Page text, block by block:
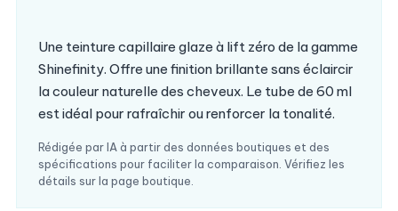
Une teinture capillaire glaze à lift zéro de la gamme
Shinefinity. Offre une finition brillante sans éclaircir
la couleur naturelle des cheveux. Le tube de 60 ml
est idéal pour rafraîchir ou renforcer la tonalité.
Rédigée par IA à partir des données boutiques et des
spécifications pour faciliter la comparaison. Vérifiez les
détails sur la page boutique.